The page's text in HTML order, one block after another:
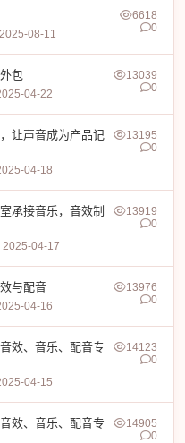
08-11
6618
0
包
04-22
13039
0
让声音成为产品记
04-18
13195
0
承接音乐，音效制
2025-04-17
13919
0
与配音
04-16
13976
0
效、音乐、配音专
04-15
14123
0
效、音乐、配音专
14905
0